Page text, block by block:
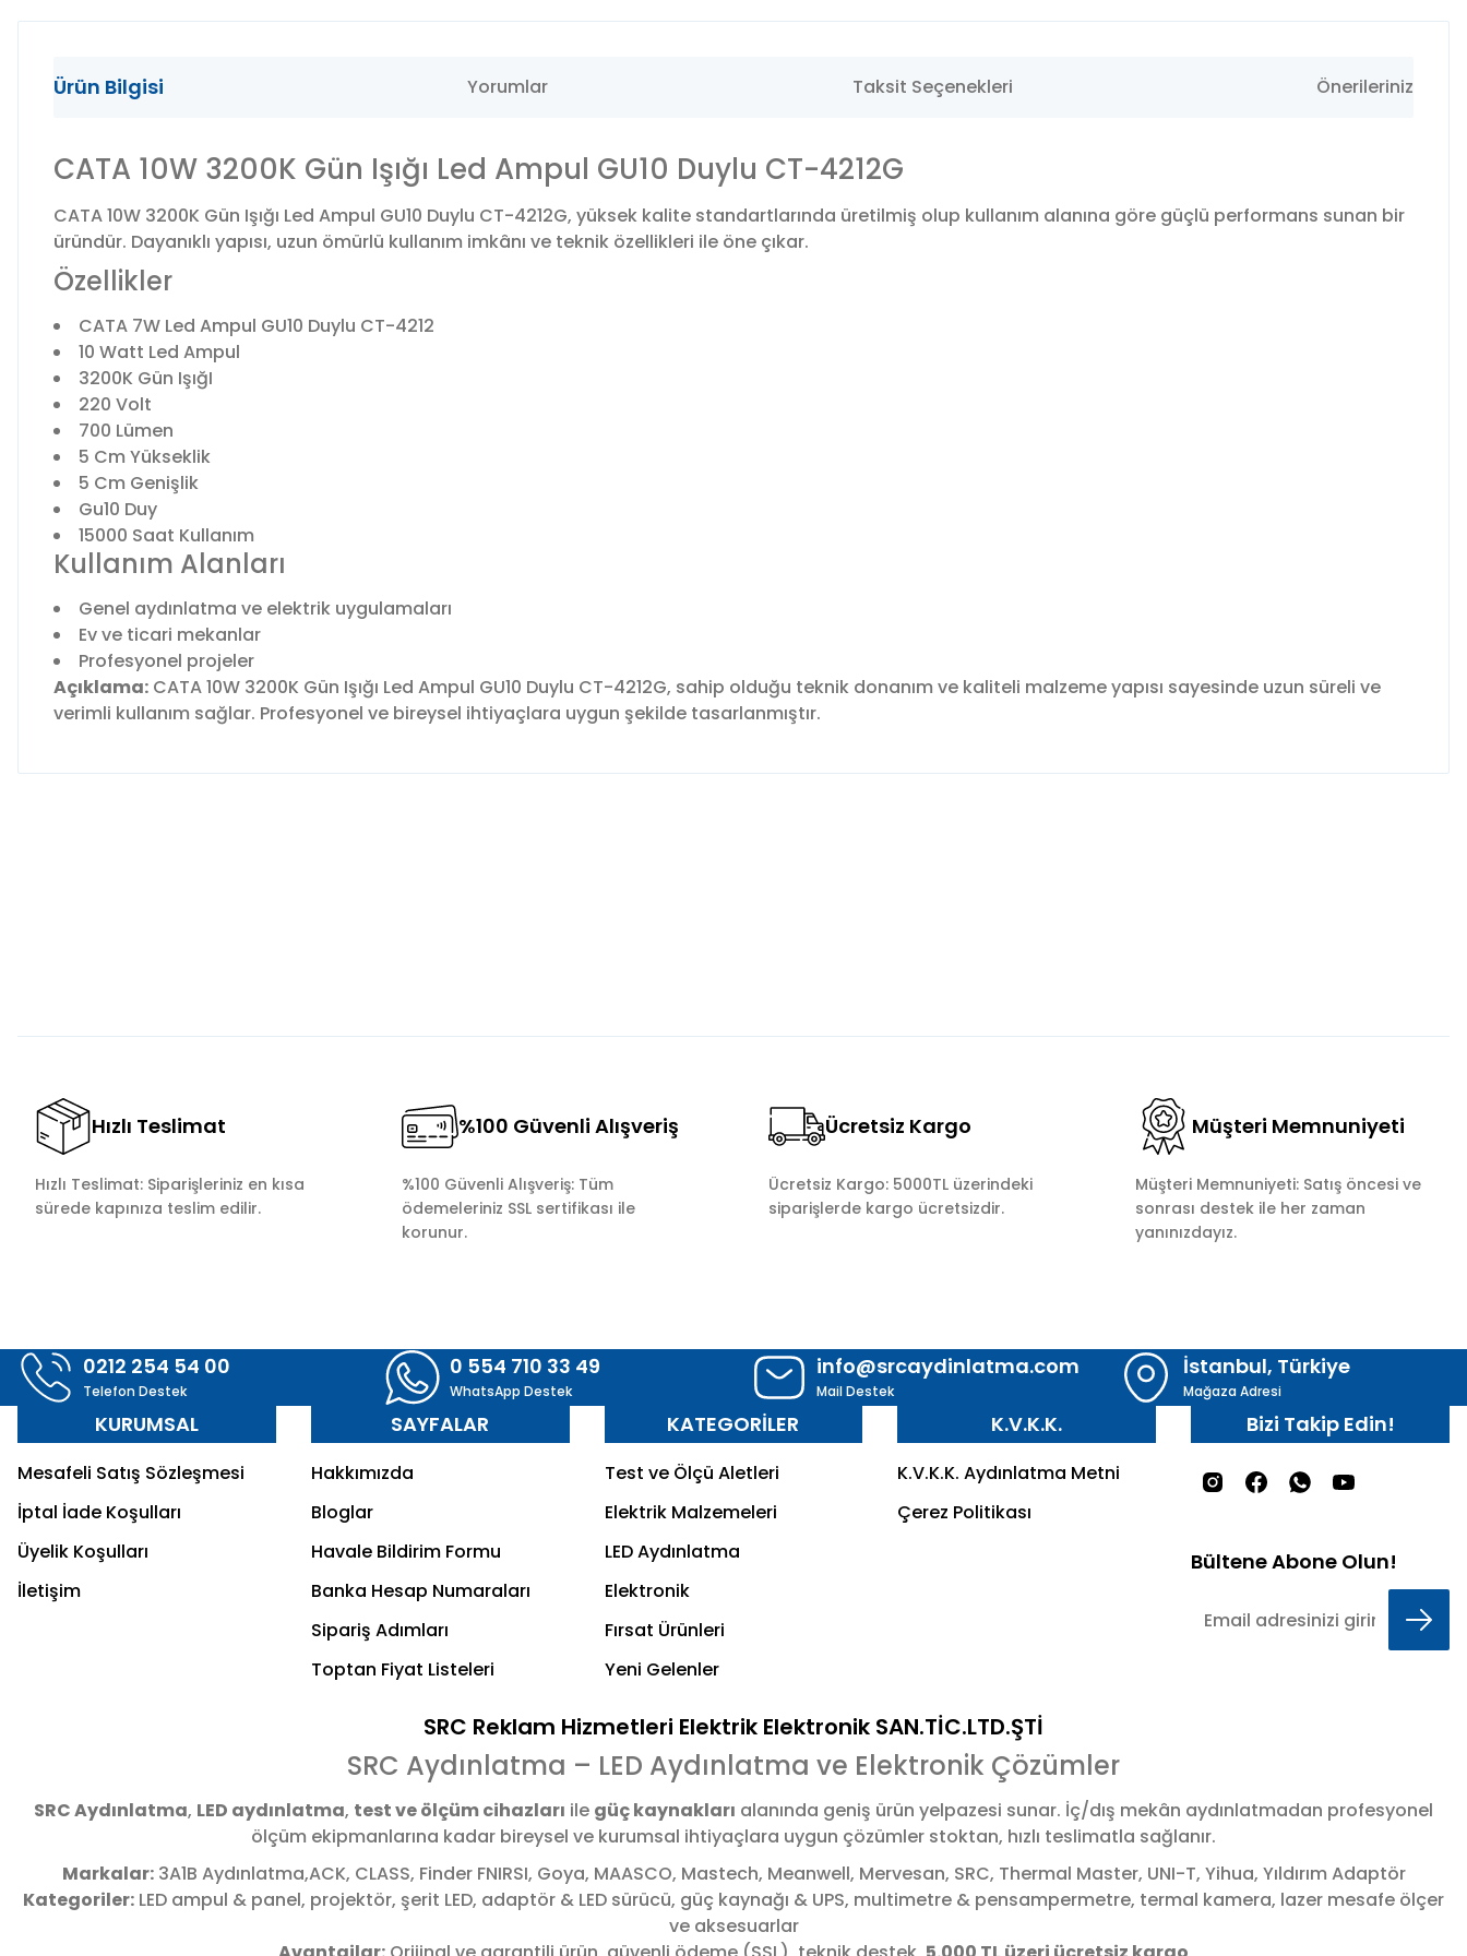
Ürün Bilgisi Yorumlar Taksit Seçenekleri Önerileriniz
CATA 10W 3200K Gün Işığı Led Ampul GU10 Duylu CT-4212G
CATA 10W 3200K Gün Işığı Led Ampul GU10 Duylu CT-4212G, yüksek kalite standartlarında üretilmiş olup kullanım alanına göre güçlü performans sunan bir
üründür. Dayanıklı yapısı, uzun ömürlü kullanım imkânı ve teknik özellikleri ile öne çıkar.
Özellikler
CATA 7W Led Ampul GU10 Duylu CT-4212
10 Watt Led Ampul
3200K Gün IşığI
220 Volt
700 Lümen
5 Cm Yükseklik
5 Cm Genişlik
Gu10 Duy
15000 Saat Kullanım
Kullanım Alanları
Genel aydınlatma ve elektrik uygulamaları
Ev ve ticari mekanlar
Profesyonel projeler
Açıklama: CATA 10W 3200K Gün Işığı Led Ampul GU10 Duylu CT-4212G, sahip olduğu teknik donanım ve kaliteli malzeme yapısı sayesinde uzun süreli ve
verimli kullanım sağlar. Profesyonel ve bireysel ihtiyaçlara uygun şekilde tasarlanmıştır.
Hızlı Teslimat
Hızlı Teslimat: Siparişleriniz en kısa
sürede kapınıza teslim edilir.
%100 Güvenli Alışveriş
%100 Güvenli Alışveriş: Tüm
ödemeleriniz SSL sertifikası ile
korunur.
Ücretsiz Kargo
Ücretsiz Kargo: 5000TL üzerindeki
siparişlerde kargo ücretsizdir.
Müşteri Memnuniyeti
Müşteri Memnuniyeti: Satış öncesi ve
sonrası destek ile her zaman
yanınızdayız.
0212 254 54 00
Telefon Destek
0 554 710 33 49
WhatsApp Destek
info@srcaydinlatma.com
Mail Destek
İstanbul, Türkiye
Mağaza Adresi
KURUMSAL
Mesafeli Satış Sözleşmesi
İptal İade Koşulları
Üyelik Koşulları
İletişim
SAYFALAR
Hakkımızda
Bloglar
Havale Bildirim Formu
Banka Hesap Numaraları
Sipariş Adımları
Toptan Fiyat Listeleri
KATEGORİLER
Test ve Ölçü Aletleri
Elektrik Malzemeleri
LED Aydınlatma
Elektronik
Fırsat Ürünleri
Yeni Gelenler
K.V.K.K.
K.V.K.K. Aydınlatma Metni
Çerez Politikası
Bizi Takip Edin!
Bültene Abone Olun!
SRC Reklam Hizmetleri Elektrik Elektronik SAN.TİC.LTD.ŞTİ
SRC Aydınlatma – LED Aydınlatma ve Elektronik Çözümler
SRC Aydınlatma, LED aydınlatma, test ve ölçüm cihazları ile güç kaynakları alanında geniş ürün yelpazesi sunar. İç/dış mekân aydınlatmadan profesyonel
ölçüm ekipmanlarına kadar bireysel ve kurumsal ihtiyaçlara uygun çözümler stoktan, hızlı teslimatla sağlanır.
Markalar:3A1B Aydınlatma,ACK, CLASS, Finder FNIRSI, Goya, MAASCO, Mastech, Meanwell, Mervesan, SRC, Thermal Master, UNI-T, Yihua, Yıldırım Adaptör
Kategoriler: LED ampul & panel, projektör, şerit LED, adaptör & LED sürücü, güç kaynağı & UPS, multimetre & pensampermetre, termal kamera, lazer mesafe ölçer
ve aksesuarlar